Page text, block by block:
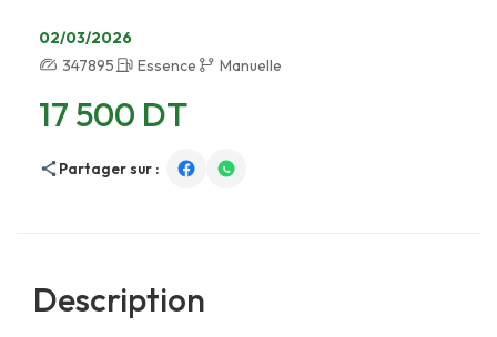
02/03/2026
347895
Essence Manuelle
17 500 DT
Partager sur :
Description